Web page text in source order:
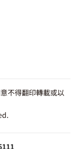
不得翻印轉載或以